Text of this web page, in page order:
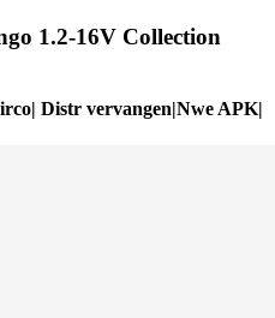
1.2-16V Collection
Distr vervangen|Nwe APK|